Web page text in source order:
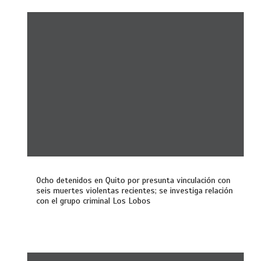
Ocho detenidos en Quito por presunta vinculación con
seis muertes violentas recientes; se investiga relación
con el grupo criminal Los Lobos